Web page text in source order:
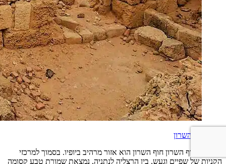
חלון לחוף השרון
גן לאומי חוף השרון חוף השרון הוא אזור מרהיב ביופיו. בסמוך למרכזי
הקניות של שפיים וגעש, בין הרצליה לנתניה, נמצאת שמורת טבע קסומה